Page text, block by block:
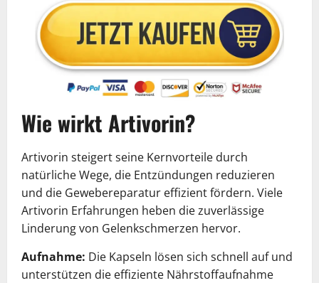
Wie wirkt Artivorin?
Artivorin steigert seine Kernvorteile durch
natürliche Wege, die Entzündungen reduzieren
und die Gewebereparatur effizient fördern. Viele
Artivorin Erfahrungen heben die zuverlässige
Linderung von Gelenkschmerzen hervor.
Aufnahme: Die Kapseln lösen sich schnell auf und
unterstützen die effiziente Nährstoffaufnahme